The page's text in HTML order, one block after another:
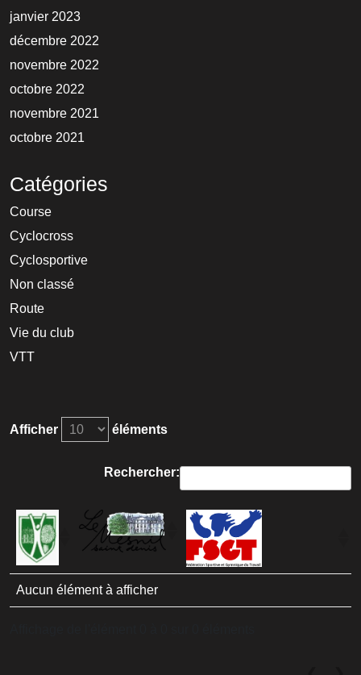
janvier 2023
décembre 2022
novembre 2022
octobre 2022
novembre 2021
octobre 2021
Catégories
Course
Cyclocross
Cyclosportive
Non classé
Route
Vie du club
VTT
Afficher éléments
Rechercher:
Aucun élément à afficher